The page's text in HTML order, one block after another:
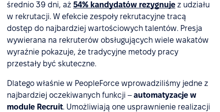
średnio 39 dni, aż 54% kandydatów rezygnuje z udziału
w rekrutacji. W efekcie zespoły rekrutacyjne tracą
dostęp do najbardziej wartościowych talentów. Presja
wywierana na rekruterów obsługujących wiele wakatów
wyraźnie pokazuje, że tradycyjne metody pracy
przestały być skuteczne.
Dlatego właśnie w PeopleForce wprowadziliśmy jedne z
najbardziej oczekiwanych funkcji –automatyzacje w
module Recruit. Umożliwiają one usprawnienie realizacji